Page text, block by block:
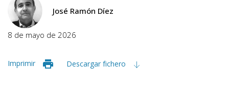
José Ramón Díez
8 de mayo de 2026
Imprimir Descargar fichero